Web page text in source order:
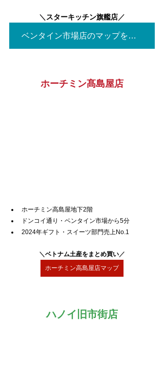
＼ スターキッチン旗艦店／
ベンタイン市場店のマップを見る▶
ホーチミン髙島屋店
ホーチミン高島屋地下2階
ドンコイ通り・ベンタイン市場から5分
2024年ギフト・スイーツ部門売上No.1
＼ベトナム土産をまとめ買い／
ホーチミン高島屋店マップ
ハノイ旧市街店